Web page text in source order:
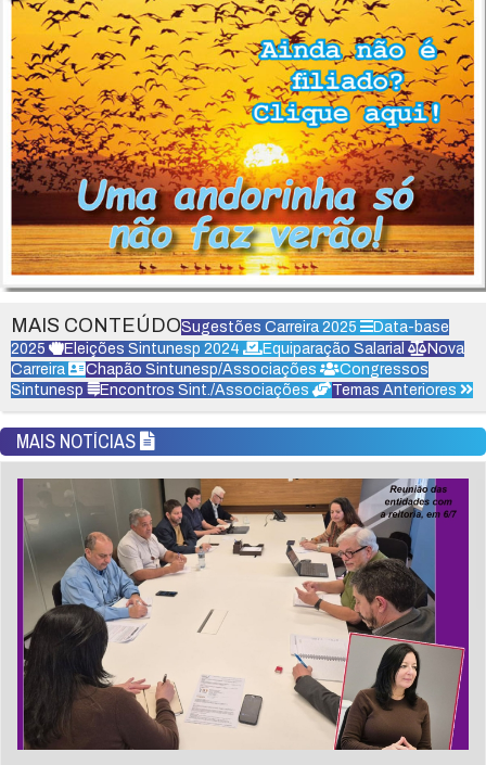
MAIS CONTEÚDOSugestões Carreira 2025
Data-base
2025
Eleições Sintunesp 2024 Equiparação Salarial
Nova
Carreira
Chapão Sintunesp/Associações
Congressos
Sintunesp
Encontros Sint./Associações Temas Anteriores
MAIS NOTÍCIAS